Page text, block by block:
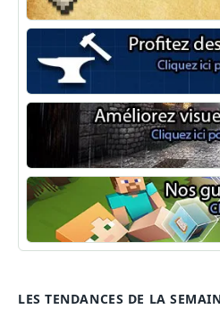
Minecraft Fabric
Minecraft Forge
Shaders Minecraft
Guide Minecraft
LES TENDANCES DE LA